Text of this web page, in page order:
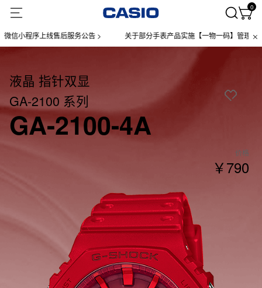
0
程序上线售后服务公告 > 关于部分手表产品实施【一物一码】管理的公告 >
液晶 指针双显
GA-2100 系列
GA-2100-4A
价格
￥790